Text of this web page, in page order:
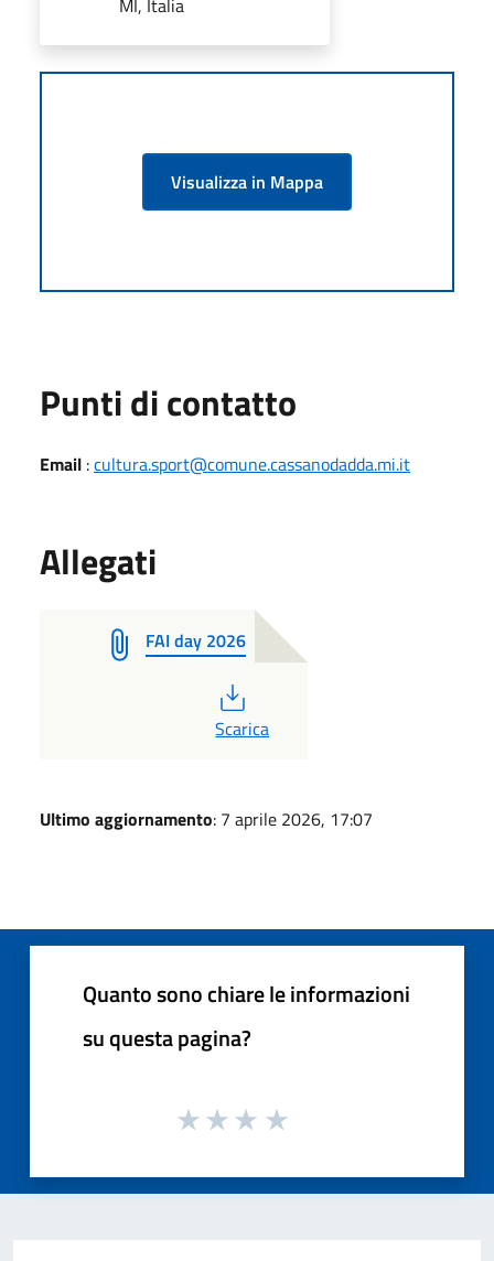
Visualizza in Mappa
Punti di contatto
Email :cultura.sport@comune.cassanodadda.mi.it
Allegati
FAI day 2026
PDF
Scarica
Ultimo aggiornamento: 7 aprile 2026, 17:07
Quanto sono chiare le informazioni
su questa pagina?